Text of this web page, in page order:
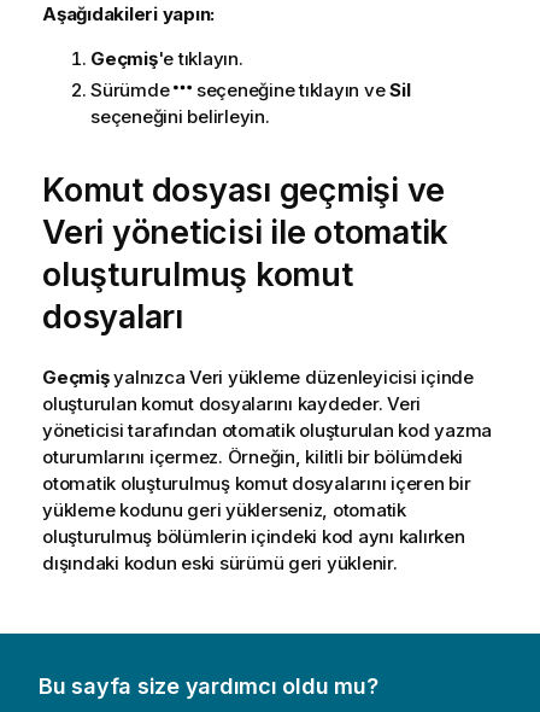
Aşağıdakileri yapın:
Geçmiş'e tıklayın.
Sürümde
seçeneğine tıklayın veSil
seçeneğini belirleyin.
Komut dosyası geçmişi ve
Veri yöneticisi ile otomatik
oluşturulmuş komut
dosyaları
Geçmişyalnızca Veri yükleme düzenleyicisi içinde
oluşturulan komut dosyalarını kaydeder. Veri
yöneticisitarafından otomatik oluşturulan kod yazma
oturumlarını içermez. Örneğin, kilitli bir bölümdeki
otomatik oluşturulmuş komut dosyalarını içeren bir
yükleme kodunu geri yüklerseniz, otomatik
oluşturulmuş bölümlerin içindeki kod aynı kalırken
dışındaki kodun eski sürümü geri yüklenir.
Bu sayfa size yardımcı oldu mu?